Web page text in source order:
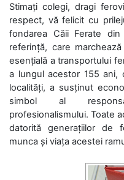
Stimați colegi, dragi
respect, vă felicit cu
fondarea Căii Ferate
referință, care
esențială a transportului
a lungul acestor 155 ani,
localități, a susținut
simbol al
profesionalismului. Toate
datorită generațiilor de
munca și viața acestei